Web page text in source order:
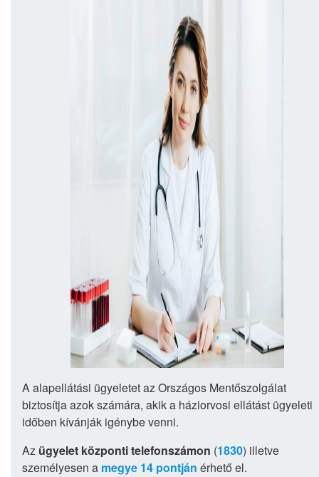
A alapellátási ügyeletet az Országos Mentőszolgálat
biztosítja azok számára, akik a háziorvosi ellátást ügyeleti
időben kívánják igénybe venni.
Az ügyelet központi telefonszámon (1830) illetve
személyesen a megye 14 pontján érhető el.